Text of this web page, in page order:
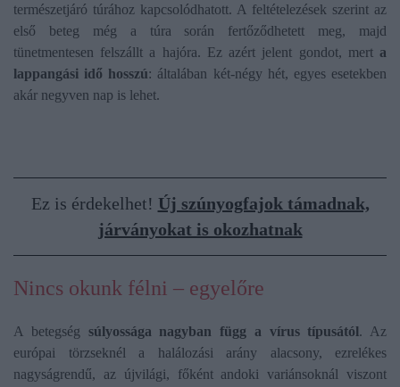
természetjáró túrához kapcsolódhatott. A feltételezések szerint az
első beteg még a túra során fertőződhetett meg, majd
tünetmentesen felszállt a hajóra. Ez azért jelent gondot, mert a
lappangási idő hosszú: általában két-négy hét, egyes esetekben
akár negyven nap is lehet.
Ez is érdekelhet! Új szúnyogfajok támadnak,
járványokat is okozhatnak
Nincs okunk félni – egyelőre
A betegség súlyossága nagyban függ a vírus típusától. Az
európai törzseknél a halálozási arány alacsony, ezrelékes
nagyságrendű, az újvilági, főként andoki variánsoknál viszont